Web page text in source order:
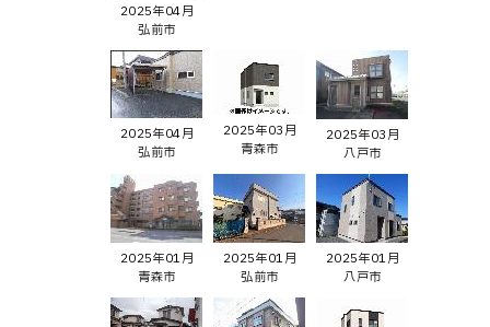
2025年04月
弘前市
2025年04月
弘前市
2025年03月
青森市
2025年03月
八戸市
2025年01月
青森市
2025年01月
弘前市
2025年01月
八戸市